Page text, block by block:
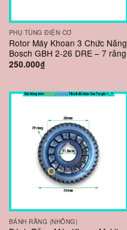
PHỤ TÙNG ĐIỆN CƠ
Rotor Máy Khoan 3 Chức Năng
Bosch GBH 2-26 DRE – 7 răng
250.000₫
BÁNH RĂNG (NHÔNG)